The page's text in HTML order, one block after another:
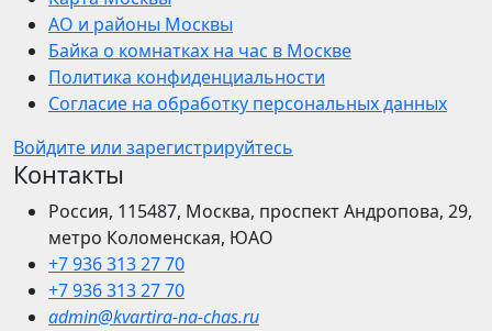
АО и районы Москвы
Байка о комнатках на час в Москве
Политика конфиденциальности
Согласие на обработку персональных данных
Войдите или зарегистрируйтесь
Контакты
Россия, 115487, Москва, проспект Андропова, 29,
метро Коломенская, ЮАО
+7 936 313 27 70
+7 936 313 27 70
admin@kvartira-na-chas.ru